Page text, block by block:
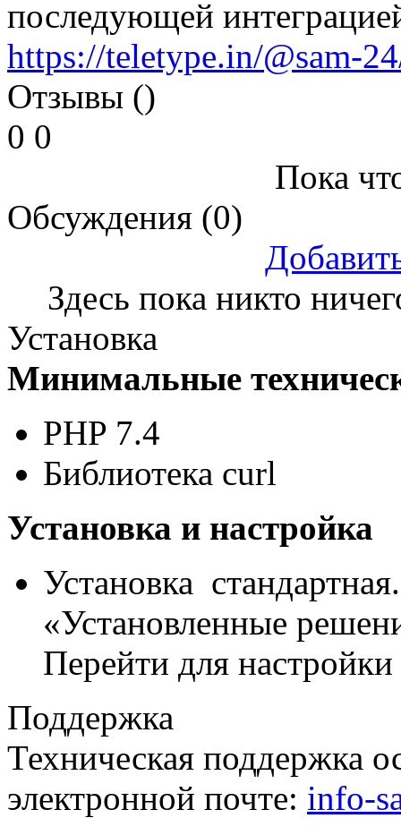
последующей
https://teletype.in/@sam-
Отзывы ()
0 0
Пока
Обсуждения (0)
Здесь пока никто
Установка
Минимальные
PHP 7.4
Библиотека curl
Установка и настройка
Установка
«Установленные
Перейти для
Поддержка
Техническая поддержка
электронной почте: info-